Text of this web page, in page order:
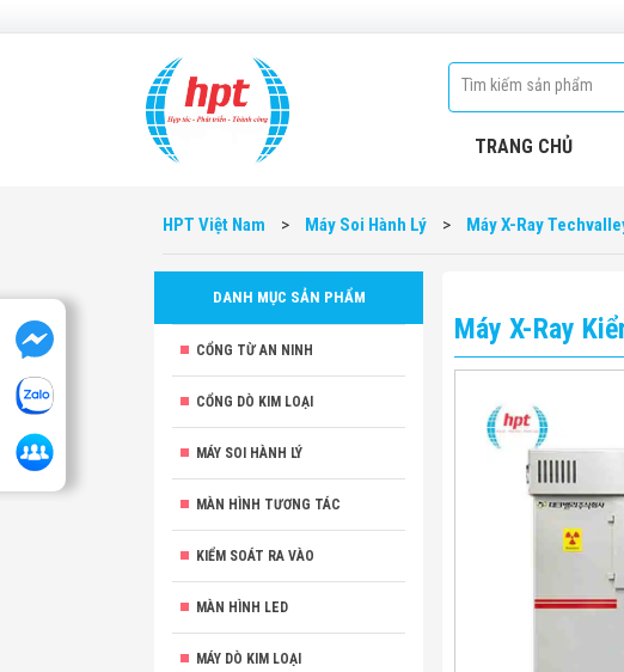
TRANG CHỦ
HPT Việt Nam > Máy Soi Hành Lý > Máy X-Ray
DANH MỤC SẢN PHẨM
CỔNG TỪ AN NINH
CỔNG DÒ KIM LOẠI
MÁY SOI HÀNH LÝ
MÀN HÌNH TƯƠNG TÁC
KIỂM SOÁT RA VÀO
MÀN HÌNH LED
MÁY DÒ KIM LOẠI
Máy X-Ray